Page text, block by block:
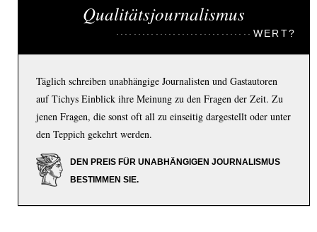
Qualitätsjournalismus
WERT?
Täglich schreiben unabhängige Journalisten und Gastautoren
auf Tichys Einblick ihre Meinung zu den Fragen der Zeit. Zu
jenen Fragen, die sonst oft all zu einseitig dargestellt oder unter
den Teppich gekehrt werden.
DEN PREIS FÜR UNABHÄNGIGEN JOURNALISMUS
BESTIMMEN SIE.